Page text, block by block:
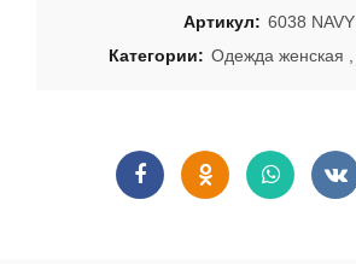
Артикул: 6038 NAVY
Категории: Одежда женская